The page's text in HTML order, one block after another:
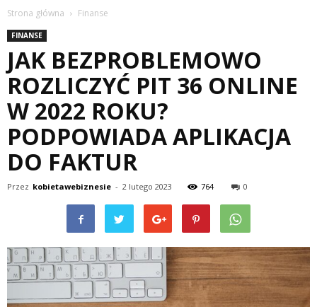
Strona główna Finanse
FINANSE
JAK BEZPROBLEMOWO
ROZLICZYĆ PIT 36 ONLINE
W 2022 ROKU?
PODPOWIADA APLIKACJA
DO FAKTUR
Przez kobietawebiznesie - 2 lutego 2023 764 0